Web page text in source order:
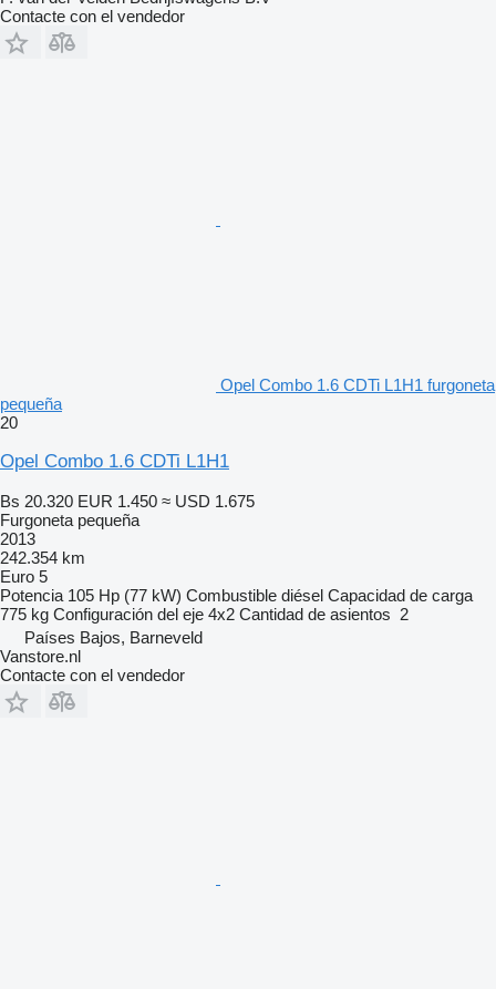
Contacte con el vendedor
Opel Combo 1.6 CDTi L1H1 furgoneta
pequeña
20
Opel Combo 1.6 CDTi L1H1
Bs 20.320 EUR 1.450 ≈ USD 1.675
Furgoneta pequeña
2013
242.354 km
Euro 5
Potencia 105 Hp (77 kW) Combustible diésel Capacidad de carga
775 kg Configuración del eje 4x2 Cantidad de asientos 2
Países Bajos, Barneveld
Vanstore.nl
Contacte con el vendedor